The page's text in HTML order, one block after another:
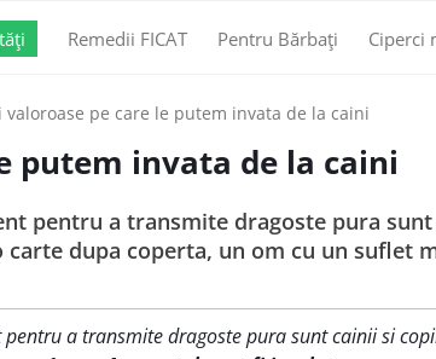
Remedii FICAT Pentru Bărbați Ciperci
valoroase pe care le putem invata de la caini
putem invata de la caini
pentru a transmite dragoste pura
dupa coperta, un om cu un suflet
a transmite dragoste pura sunt cainii si